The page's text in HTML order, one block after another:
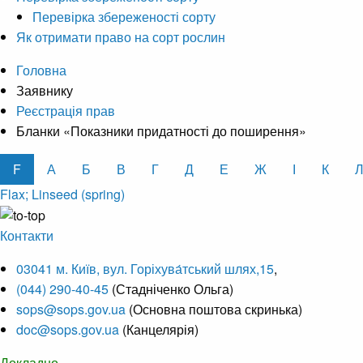
Перевірка збереженості сорту
Як отримати право на сорт рослин
Головна
Заявнику
Реєстрація прав
Бланки «Показники придатності до поширення»
F А Б В Г Д Е Ж І К Л
Flax; Linseed (spring)
Контакти
03041 м. Київ, вул. Горіхува́тський шлях,15,
(044) 290-40-45 (Стадніченко Ольга)
sops@sops.gov.ua (Основна поштова скринька)
doc@sops.gov.ua (Канцелярія)